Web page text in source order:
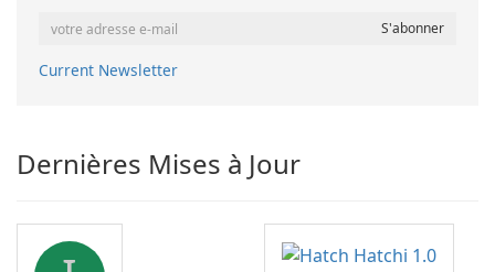
Current Newsletter
Dernières Mises à Jour